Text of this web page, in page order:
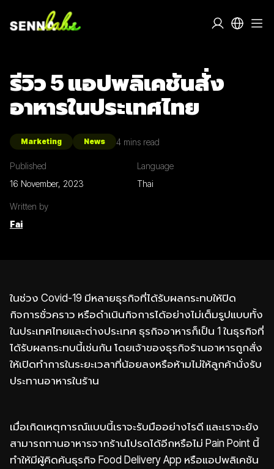
รีวิว 5 แอปพลิเคชันสั่ง
อาหารในประเทศไทย
Marketing News 4 mins read
Published
16 November, 2023
Language
Thai
Written by
Fai
ในช่วง Covid-19 มีหลายธุรกิจที่ได้รับผลกระทบให้ปิด
กิจการชั่วคราว หรือดำเนินกิจการได้อย่างไม่เต็มรูปแบบทั้ง
ในประเทศไทยและต่างประเทศ ธุรกิจอาหารก็เป็น 1 ในธุรกิจที่
ได้รับผลกระทบนี้เช่นกัน โดยเจ้าของธุรกิจร้านอาหารถูกสั่ง
ให้เปิดทำการในระยะเวลาที่น้อยลงหรือห้ามไม่ให้ลูกค้านั่งรับ
ประทานอาหารในร้าน
เมื่อเกิดเหตุการณ์แบบนี้เราจะรับมืออย่างไรดี และเราจะยัง
สามารถทานอาหารจากร้านโปรดได้อีกหรือไม่ Pain Point นี้
ทำให้มีผู้คิดค้นธุรกิจ Food Delivery App หรือแอปพลิเคชัน